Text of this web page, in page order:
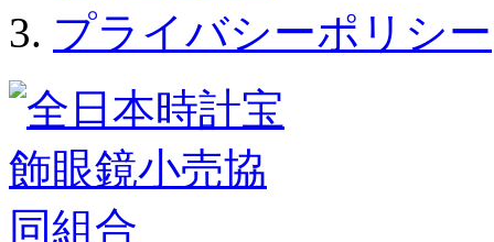
プライバシーポリシー